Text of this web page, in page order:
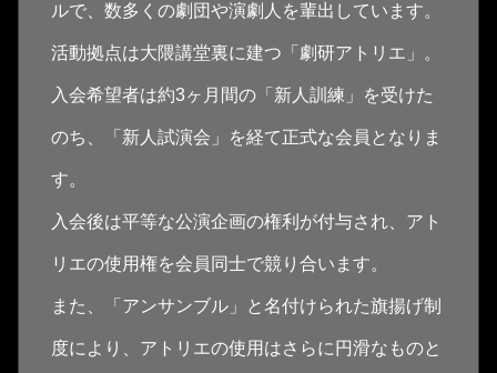
ルで、数多くの劇団や演劇人を輩出しています。
活動拠点は大隈講堂裏に建つ「劇研アトリエ」。
入会希望者は約3ヶ月間の「新人訓練」を受けた
のち、「新人試演会」を経て正式な会員となりま
す。
入会後は平等な公演企画の権利が付与され、アト
リエの使用権を会員同士で競り合います。
また、「アンサンブル」と名付けられた旗揚げ制
度により、アトリエの使用はさらに円滑なものと